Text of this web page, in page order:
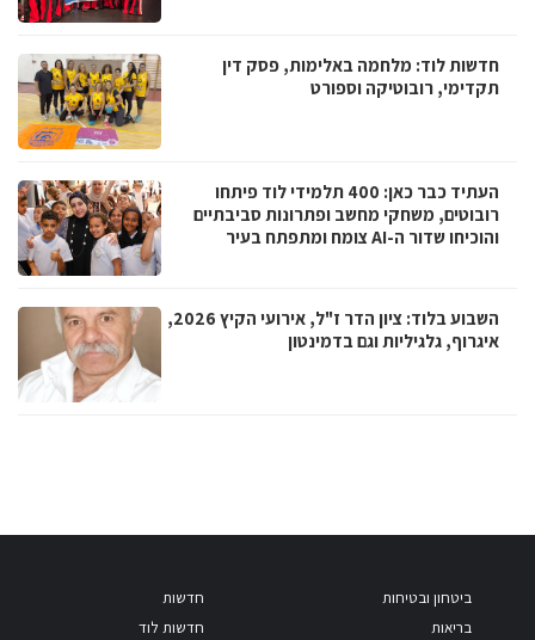
חדשות לוד: מלחמה באלימות, פסק דין
תקדימי, רובוטיקה וספורט
העתיד כבר כאן: 400 תלמידי לוד פיתחו
רובוטים, משחקי מחשב ופתרונות סביבתיים
והוכיחו שדור ה-AI צומח ומתפתח בעיר
השבוע בלוד: ציון הדר ז"ל, אירועי הקיץ 2026,
איגרוף, גלגיליות וגם בדמינטון
ביטחון ובטיחות
בריאות
חדשות
חדשות לוד